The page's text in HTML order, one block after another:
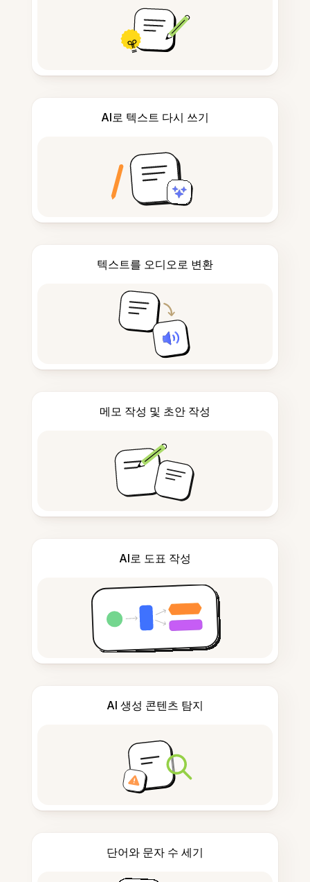
AI로 텍스트 다시 쓰기
텍스트를 오디오로 변환
메모 작성 및 초안 작성
AI로 도표 작성
AI 생성 콘텐츠 탐지
단어와 문자 수 세기